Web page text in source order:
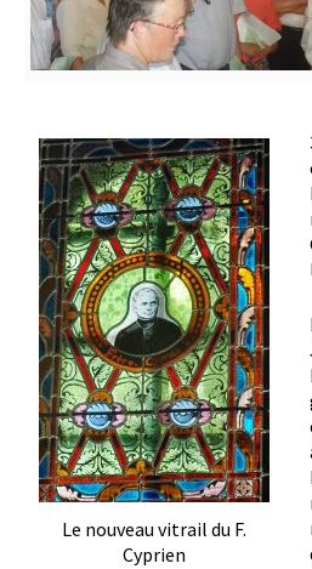
Le nouveau vitrail du F.
Cyprien